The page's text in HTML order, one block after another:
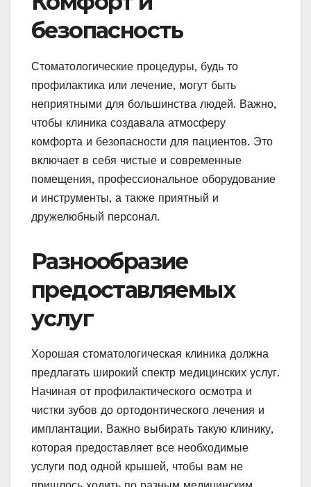
безопасность
Стоматологические процедуры, будь то
профилактика или лечение, могут быть
неприятными для большинства людей. Важно,
чтобы клиника создавала атмосферу
комфорта и безопасности для пациентов. Это
включает в себя чистые и современные
помещения, профессиональное оборудование
и инструменты, а также приятный и
дружелюбный персонал.
Разнообразие
предоставляемых
услуг
Хорошая стоматологическая клиника должна
предлагать широкий спектр медицинских услуг.
Начиная от профилактического осмотра и
чистки зубов до ортодонтического лечения и
имплантации. Важно выбирать такую клинику,
которая предоставляет все необходимые
услуги под одной крышей, чтобы вам не